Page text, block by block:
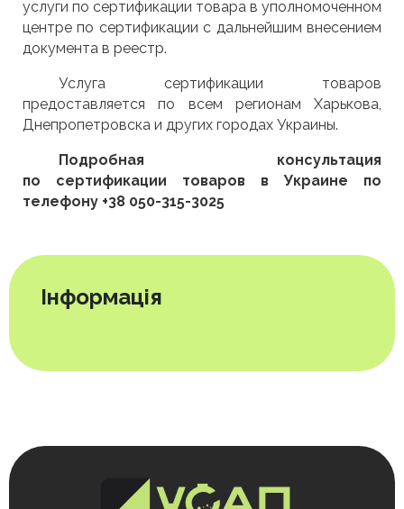
услуги по сертификации товара в уполномоченном
центре по сертификации с дальнейшим внесением
документа в реестр.
Услуга сертификации товаров
предоставляется по всем регионам Харькова,
Днепропетровска и других городах Украины.
Подробная консультация
по сертификации товаров в Украине по
телефону +38 050-315-3025
Інформація